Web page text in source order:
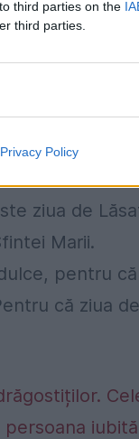
third parties on the
third parties.
Privacy Policy
Ziua de
ziua de
Marii.
pentru că
că ziua